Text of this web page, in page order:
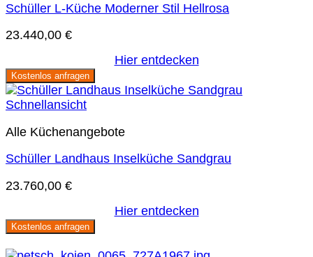
Schüller L-Küche Moderner Stil Hellrosa
23.440,00 €
Hier entdecken
Kostenlos anfragen
Schnellansicht
Alle Küchenangebote
Schüller Landhaus Inselküche Sandgrau
23.760,00 €
Hier entdecken
Kostenlos anfragen